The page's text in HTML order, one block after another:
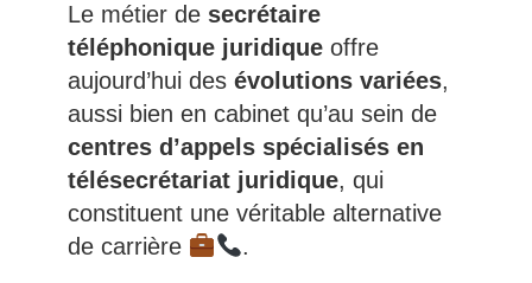
Le métier de secrétaire
téléphonique juridiqueoffre
aujourd’hui des évolutions variées,
aussi bien en cabinet qu’au sein de
centres d’appels spécialisés en
télésecrétariat juridique, qui
constituent une véritable alternative
de carrière
.